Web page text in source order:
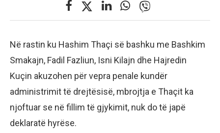
Në rastin ku Hashim Thaçi së bashku me Bashkim
Smakajn, Fadil Fazliun, Isni Kilajn dhe Hajredin
Kuçin akuzohen për vepra penale kundër
administrimit të drejtësisë, mbrojtja e Thaçit ka
njoftuar se në fillim të gjykimit, nuk do të japë
deklaratë hyrëse.